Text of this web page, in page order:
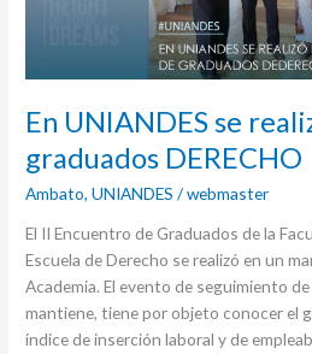
En UNIANDES se
graduados DERECHO
Ambato,UNIANDES /webmaster
El II Encuentro de Graduados de la
Escuela de Derecho se realizó en un
Academia. El evento de seguimiento
mantiene, tiene por objeto conocer el
índice de inserción laboral y de